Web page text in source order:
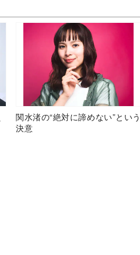
関水渚の“絶対に諦めない”という
決意